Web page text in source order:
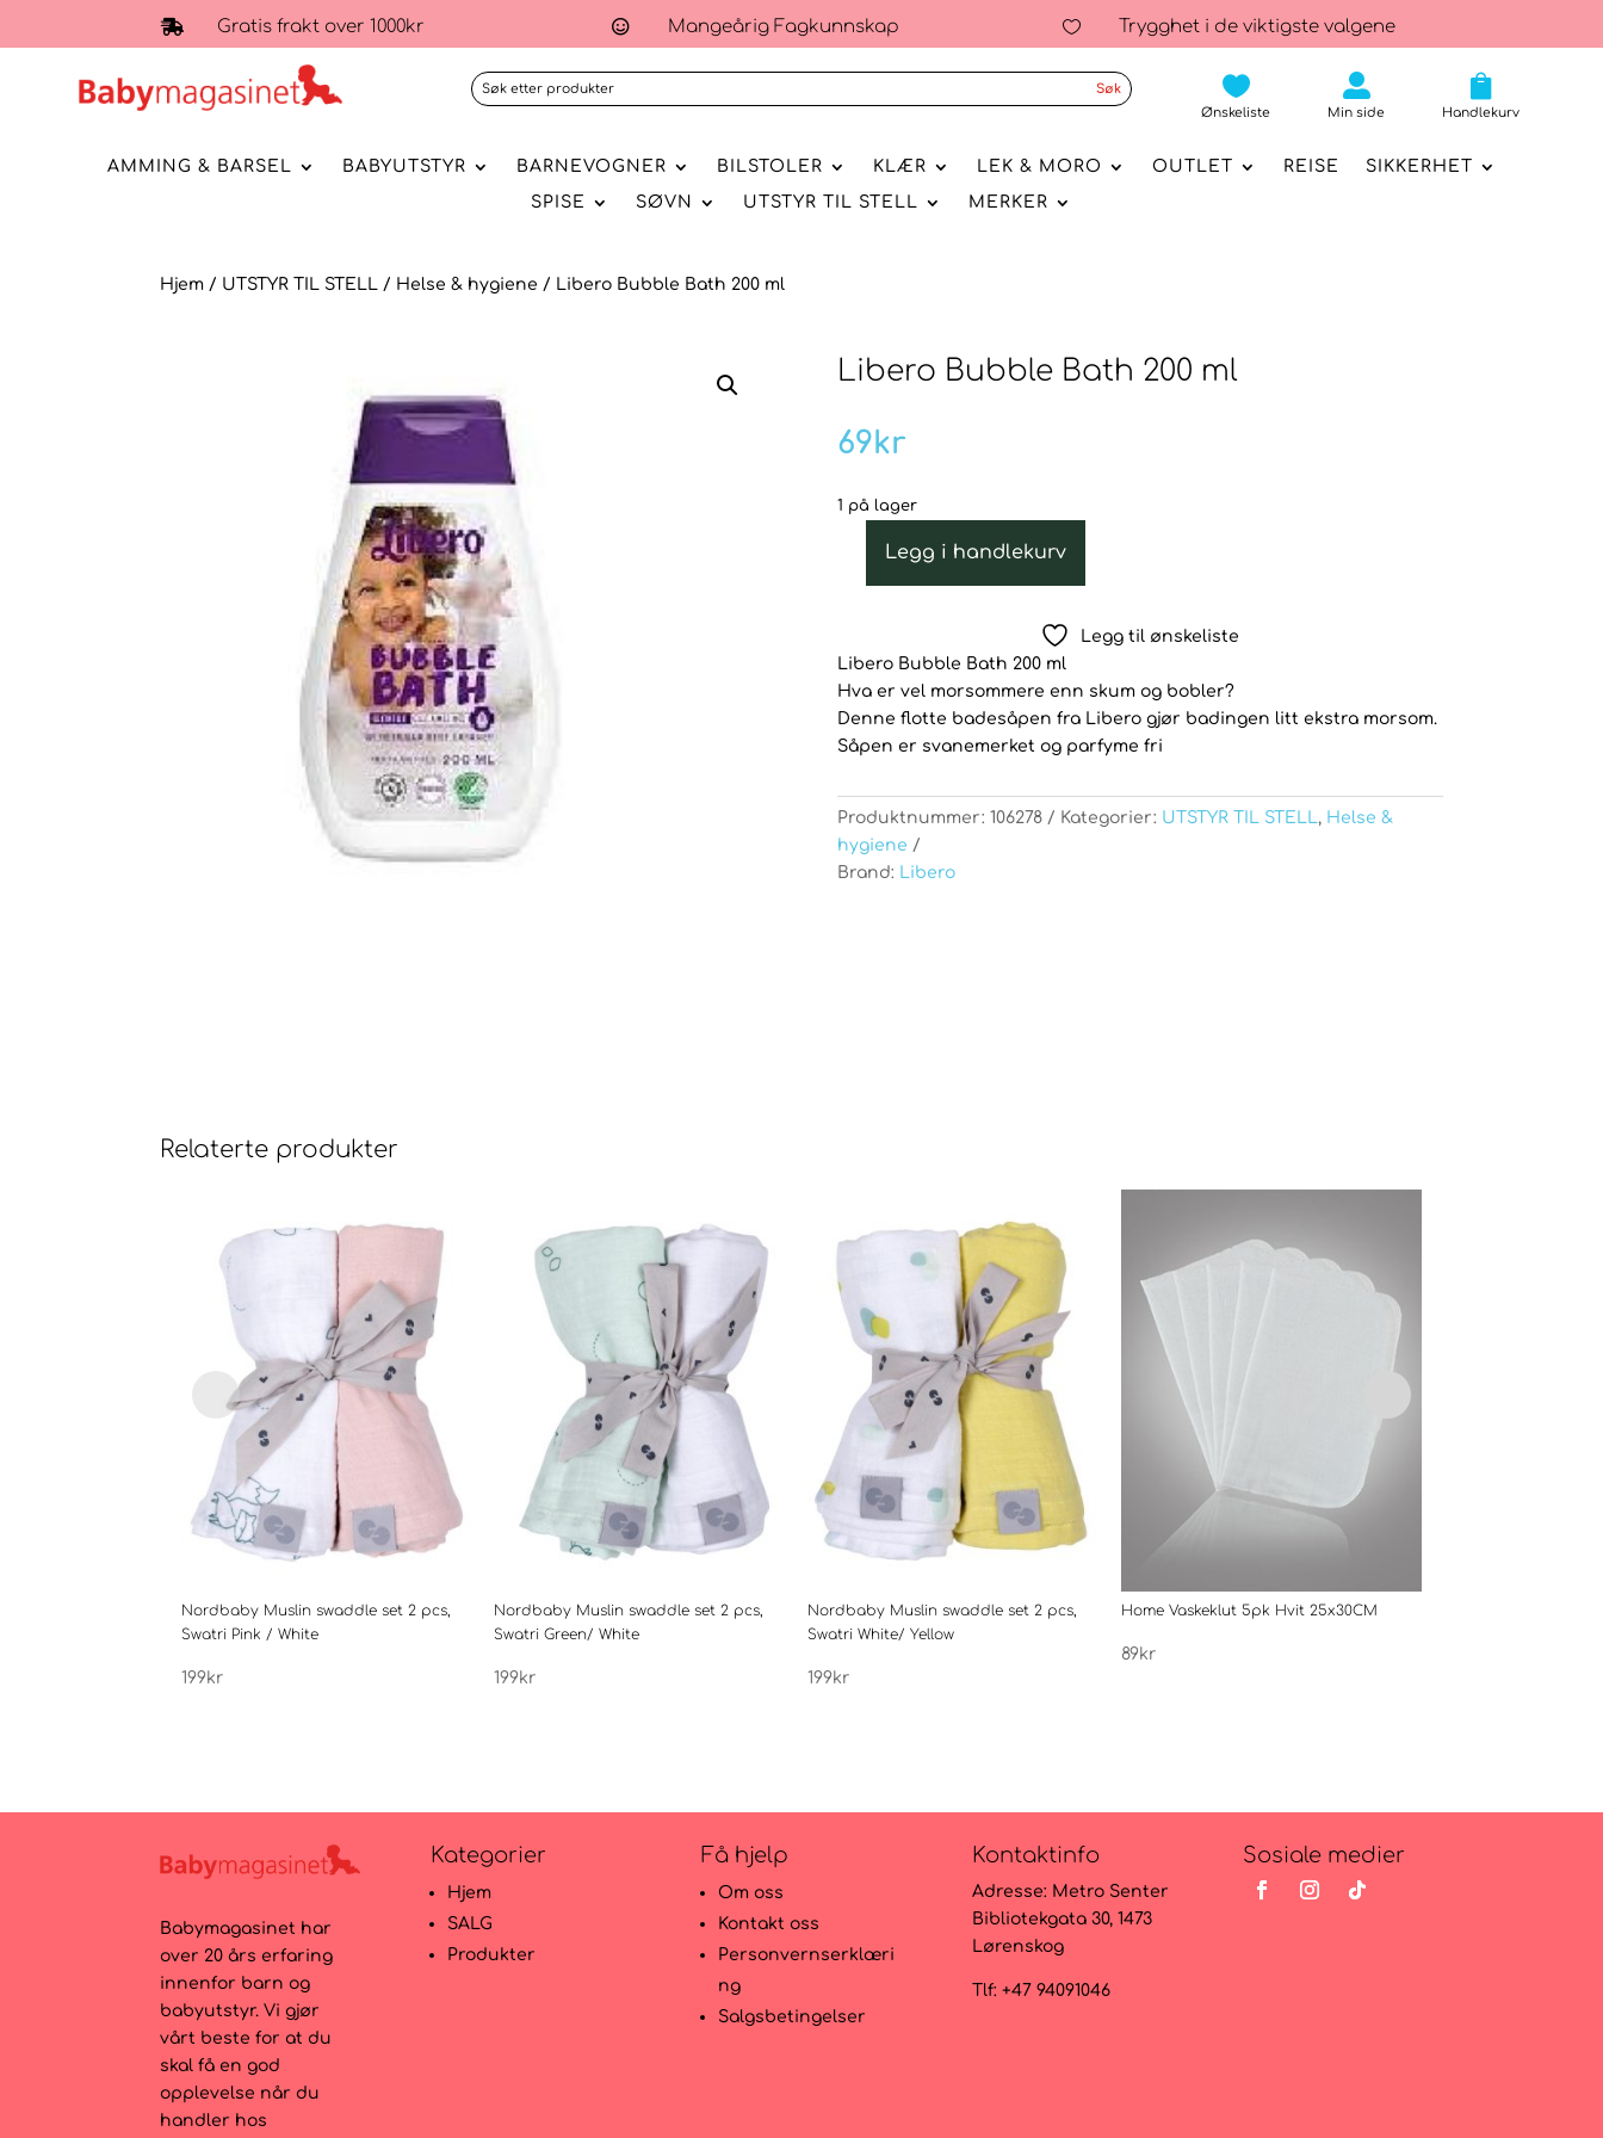
 Gratis frakt over 1000kr  Mangeårig Fagkunnskap  Trygghet i de viktigste valgene

Ønskeliste

Min side

Handlekurv
AMMING & BARSEL BABYUTSTYR BARNEVOGNER BILSTOLER KLÆR LEK & MORO OUTLET REISE
SIKKERHET
SPISE
SØVN UTSTYR TIL STELL MERKER
Hjem / UTSTYR TIL STELL / Helse & hygiene / Libero Bubble Bath 200 ml
Libero Bubble Bath 200 ml
69kr
1 på lager
ml
antall
Legg i handlekurv
Legg til ønskeliste
Libero Bubble Bath 200 ml
Hva er vel morsommere enn skum og bobler?
Denne flotte badesåpen fra Libero gjør badingen litt ekstra morsom.
Såpen er svanemerket og parfyme fri
Produktnummer: 106278 Kategorier: UTSTYR TIL STELL, Helse &
hygiene
Brand: Libero
Relaterte produkter
Nordbaby Muslin swaddle set 2 pcs,
Swatri Pink / White
199kr
Nordbaby Muslin swaddle set 2 pcs,
Swatri Green/ White
199kr
Nordbaby Muslin swaddle set 2 pcs,
Swatri White/ Yellow
199kr
Home Vaskeklut 5pk Hvit 25x30CM
89kr
Babymagasinet har
over 20 års erfaring
innenfor barn og
babyutstyr. Vi gjør
vårt beste for at du
skal få en god
opplevelse når du
handler hos
Kategorier
Hjem
SALG
Produkter
Få hjelp
Om oss
Kontakt oss
Personvernserklæri
ng
Salgsbetingelser
Kontaktinfo
Adresse: Metro Senter
Bibliotekgata 30, 1473
Lørenskog
Tlf: +47 94091046
Sosiale medier